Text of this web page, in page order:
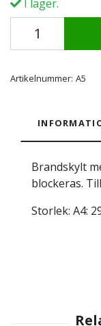
I lager.
Artikelnummer: A5
Brandskylt
blockeras.
Storlek: A4: